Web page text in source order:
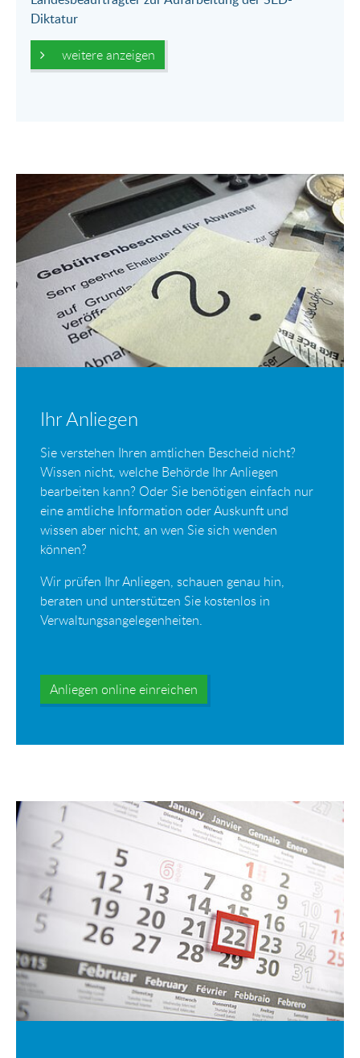
Diktatur
weitere anzeigen
Ihr Anliegen
Sie verstehen Ihren amtlichen Bescheid nicht?
Wissen nicht, welche Behörde Ihr Anliegen
bearbeiten kann? Oder Sie benötigen einfach nur
eine amtliche Information oder Auskunft und
wissen aber nicht, an wen Sie sich wenden
können?
Wir prüfen Ihr Anliegen, schauen genau hin,
beraten und unterstützen Sie kostenlos in
Verwaltungsangelegenheiten.
Anliegen online einreichen